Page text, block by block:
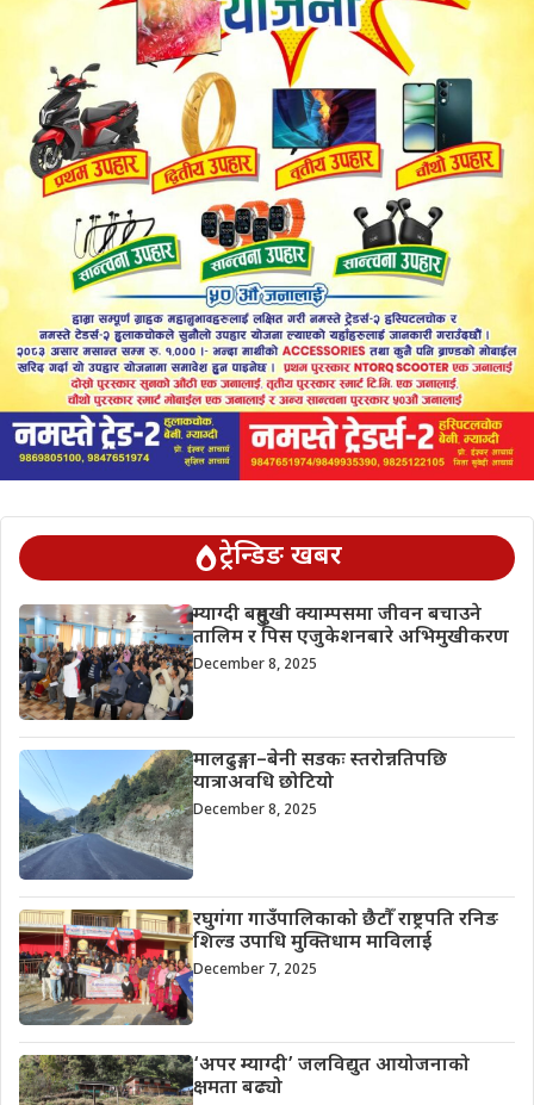
ट्रेन्डिङ खबर
म्याग्दी बहुमुखी क्याम्पसमा जीवन बचाउने
तालिम र पिस एजुकेशनबारे अभिमुखीकरण
December 8, 2025
मालढुङ्गा–बेनी सडकः स्तरोन्नतिपछि
यात्राअवधि छोटियो
December 8, 2025
रघुगंगा गाउँपालिकाको छैटौँ राष्ट्रपति रनिङ
शिल्ड उपाधि मुक्तिधाम माविलाई
December 7, 2025
‘अपर म्याग्दी’ जलविद्युत आयोजनाको
क्षमता बढ्यो